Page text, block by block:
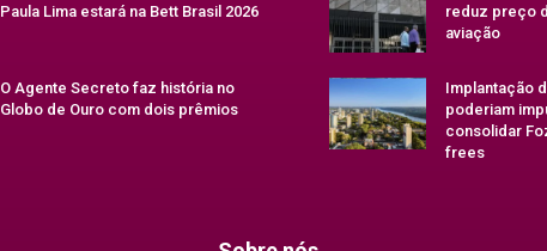
Paula Lima estará na Bett Brasil 2026
O Agente Secreto faz história no
Globo de Ouro com dois prêmios
reduz preço
aviação
Implantação
poderiam
consolidar
frees